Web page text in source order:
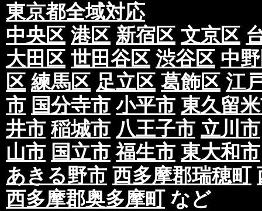
東京都全域対応
中央区 港区 新宿区 文京区
大田区 世田谷区 渋谷区 中
区 練馬区 足立区 葛飾区 江
市 国分寺市 小平市 東久留
井市 稲城市 八王子市 立川市
山市 国立市 福生市 東大和市
あきる野市 西多摩郡瑞穂町
西多摩郡奥多摩町など